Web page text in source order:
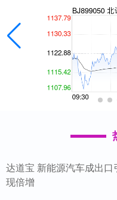
达道宝 新能源汽车成出
现倍增